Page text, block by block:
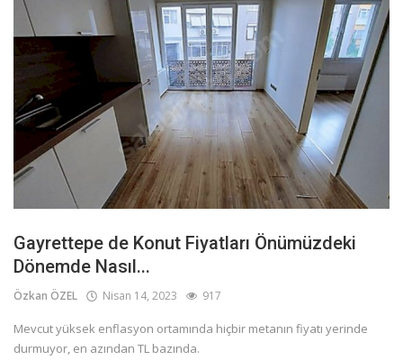
Gayrettepe de Konut Fiyatları Önümüzdeki
Dönemde Nasıl...
Özkan ÖZEL Nisan 14, 2023 917
Mevcut yüksek enflasyon ortamında hiçbir metanın fiyatı yerinde
durmuyor, en azından TL bazında.